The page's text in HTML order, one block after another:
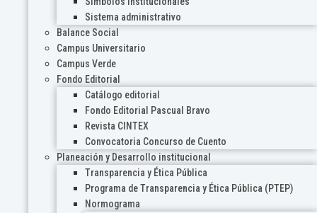
Sistema administrativo
Balance Social
Campus Universitario
Campus Verde
Fondo Editorial
Catálogo editorial
Fondo Editorial Pascual Bravo
Revista CINTEX
Convocatoria Concurso de Cuento
Planeación y Desarrollo institucional
Transparencia y Ética Pública
Programa de Transparencia y Ética Pública (PTEP)
Normograma